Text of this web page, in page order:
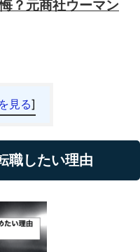
？元商社ウーマン
見る]
職したい理由